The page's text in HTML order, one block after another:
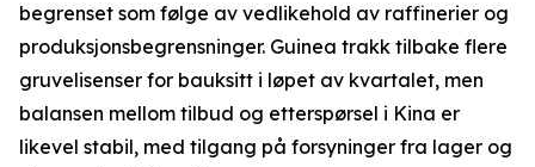
begrenset som følge av vedlikehold av raffinerier og
produksjonsbegrensninger. Guinea trakk tilbake flere
gruvelisenser for bauksitt i løpet av kvartalet, men
balansen mellom tilbud og etterspørsel i Kina er
likevel stabil, med tilgang på forsyninger fra lager og